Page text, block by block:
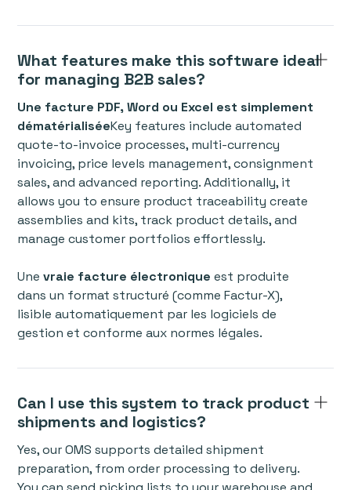
What features make this software ideal
for managing B2B sales?
Une facture PDF, Word ou Excel est simplement
dématérialiséeKey features include automated
quote-to-invoice processes, multi-currency
invoicing, price levels management, consignment
sales, and advanced reporting. Additionally, it
allows you to ensure product traceability create
assemblies and kits, track product details, and
manage customer portfolios effortlessly.
Unevraie facture électronique est produite
dans un format structuré (comme Factur-X),
lisible automatiquement par les logiciels de
gestion et conforme aux normes légales.
Can I use this system to track product
shipments and logistics?
Yes, our OMS supports detailed shipment
preparation, from order processing to delivery.